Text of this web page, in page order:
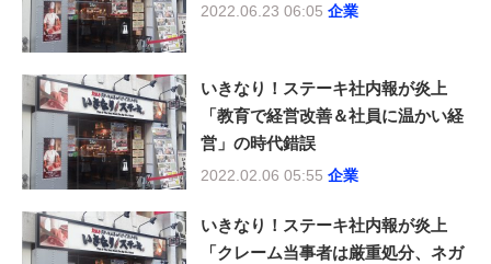
2022.06.23 06:05 企業
いきなり！ステーキ社内報が炎上
「教育で経営改善＆社員に温かい経
営」の時代錯誤
2022.02.06 05:55 企業
いきなり！ステーキ社内報が炎上
「クレーム当事者は厳重処分、ネガ